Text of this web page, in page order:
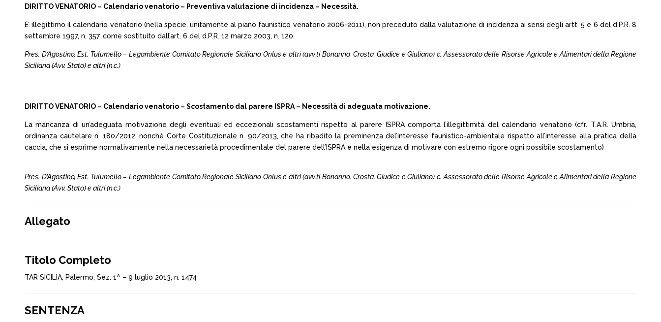
DIRITTO VENATORIO – Calendario venatorio – Preventiva valutazione di incidenza – Necessità.
E’ illegittimo il calendario venatorio (nella specie, unitamente al piano faunistico venatorio 2006-2011), non preceduto dalla valutazione di incidenza ai sensi degli artt. 5 e 6 del d.P.R. 8
settembre 1997, n. 357, come sostituito dall’art. 6 del d.P.R. 12 marzo 2003, n. 120.
Pres. D’Agostino, Est. Tulumello – Legambiente Comitato Regionale Siciliano Onlus e altri (avv.ti Bonanno, Crosta, Giudice e Giuliano) c. Assessorato delle Risorse Agricole e Alimentari della Regione
Siciliana (Avv. Stato) e altri (n.c.)
DIRITTO VENATORIO – Calendario venatorio – Scostamento dal parere ISPRA – Necessità di adeguata motivazione.
La mancanza di un’adeguata motivazione degli eventuali ed eccezionali scostamenti rispetto al parere ISPRA comporta l’illegittimità del calendario venatorio (cfr. T.A.R. Umbria,
ordinanza cautelare n. 180/2012, nonché Corte Costituzionale n. 90/2013, che ha ribadito la preminenza del’interesse faunistico-ambientale rispetto all’interesse alla pratica della
caccia, che si esprime normativamente nella necessarietà procedimentale del parere dell’ISPRA e nella esigenza di motivare con estremo rigore ogni possibile scostamento)
Pres. D’Agostino, Est. Tulumello – Legambiente Comitato Regionale Siciliano Onlus e altri (avv.ti Bonanno, Crosta, Giudice e Giuliano) c. Assessorato delle Risorse Agricole e Alimentari della Regione
Siciliana (Avv. Stato) e altri (n.c.)
Allegato
Titolo Completo
TAR SICILIA, Palermo, Sez. 1^ – 9 luglio 2013, n. 1474
SENTENZA